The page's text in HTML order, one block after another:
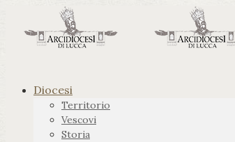
Diocesi
Territorio
Vescovi
Storia